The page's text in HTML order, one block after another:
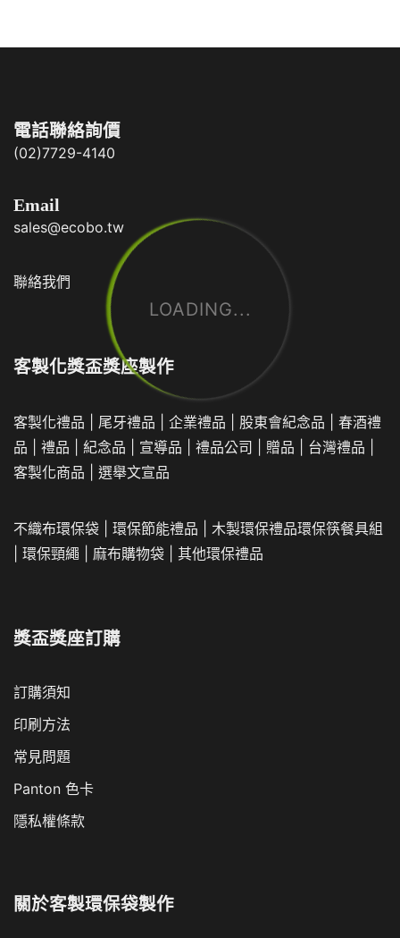
LOADING...
電話聯絡詢價
(02)7729-4140
Email
sales@ecobo.tw
聯絡我們
客製化獎盃獎座製作
客製化禮品 尾牙禮品 企業禮品 股東會紀念品
春酒禮
品
禮品 紀念品 宣導品 禮品公司 贈品 台灣禮品
客製化商品
選舉文宣品
不織布環保袋 環保節能禮品 木製環保禮品環保筷餐具組
環保頸繩 麻布購物袋 其他環保禮品
獎盃獎座訂購
訂購須知
印刷方法
常見問題
Panton 色卡
隱私權條款
關於客製環保袋製作